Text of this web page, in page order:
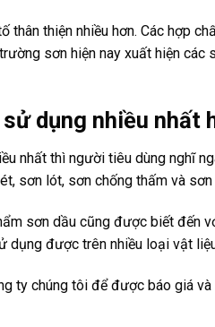
thiện nhiều hơn. Các hợp
sơn hiện nay xuất hiện
dụng nhiều nhất
nhất thì người tiêu dùng nghĩ
sơn lót, sơn chống thấm và
sơn dầu cũng được biết đến
dụng được trên nhiều loại vật
ty chúng tôi để được báo giá và